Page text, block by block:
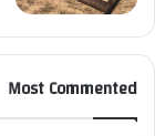
Most Commented